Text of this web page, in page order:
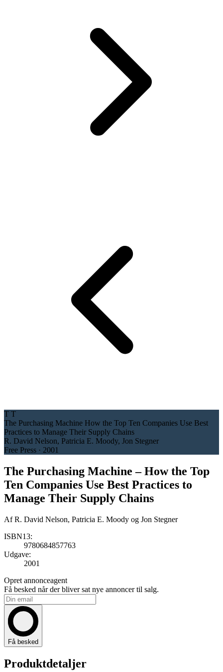
T T
The Purchasing Machine How the Top Ten Companies Use Best
Practices to Manage Their Supply Chains
R. David Nelson, Patricia E. Moody, Jon Stegner
Free Press · 2001
The Purchasing Machine– How the Top
Ten Companies Use Best Practices to
Manage Their Supply Chains
AfR. David Nelson, Patricia E. Moody og Jon Stegner
ISBN13:
9780684857763
Udgave:
2001
Opret annonceagent
Få besked når der bliver sat nye annoncer til salg.
Få besked
Produktdetaljer